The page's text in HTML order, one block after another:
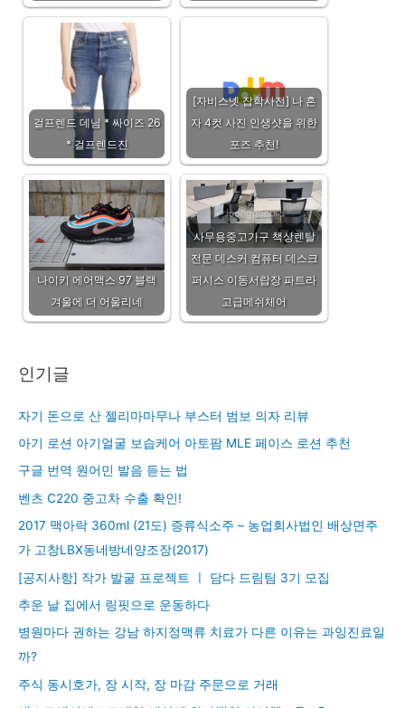
걸프렌드 데님 * 싸이즈 26
* 걸프렌드진
[자비스넷 잡학사전] 나 혼
자 4컷 사진 인생샷을 위한
포즈 추천!
나이키 에어맥스 97 블랙
겨울에 더 어울리네
사무용중고가구 책상렌탈
전문 데스커 컴퓨터 데스크
퍼시스 이동서랍장 파트라
고급메쉬체어
인기글
자기 돈으로 산 젤리마마무나 부스터 범보 의자 리뷰
아기 로션 아기얼굴 보습케어 아토팜 MLE 페이스 로션 추천
구글 번역 원어민 발음 듣는 법
벤츠 C220 중고차 수출 확인!
2017 맥아락 360ml (21도) 증류식소주 – 농업회사법인 배상면주
가 고창LBX동네방네양조장(2017)
[공지사항] 작가 발굴 프로젝트 ㅣ 담다 드림팀 3기 모집
추운 날 집에서 링핏으로 운동하다
병원마다 권하는 강남 하지정맥류 치료가 다른 이유는 과잉진료일
까?
주식 동시호가, 장 시작, 장 마감 주문으로 거래